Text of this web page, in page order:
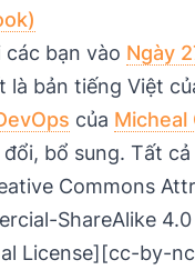
các bạn vào Ngày
là bản tiếng Việt
của Micheal
bổ sung. Tất cả
Commons
ShareAlike 4.0
License][cc-by-